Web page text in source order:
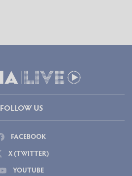
FOLLOW US
FACEBOOK
X (TWITTER)
YOUTUBE